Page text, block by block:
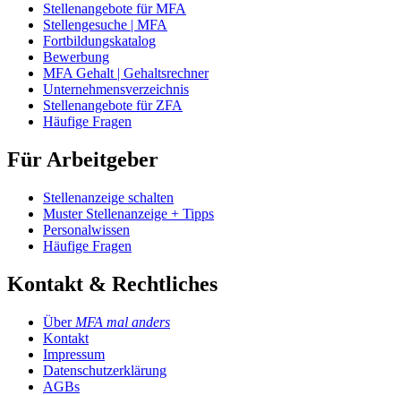
Stellenangebote für MFA
Stellengesuche | MFA
Fortbildungskatalog
Bewerbung
MFA Gehalt | Gehaltsrechner
Unternehmensverzeichnis
Stellenangebote für ZFA
Häufige Fragen
Für Arbeitgeber
Stellenanzeige schalten
Muster Stellenanzeige + Tipps
Personalwissen
Häufige Fragen
Kontakt & Rechtliches
Über MFA mal anders
Kontakt
Impressum
Datenschutzerklärung
AGBs